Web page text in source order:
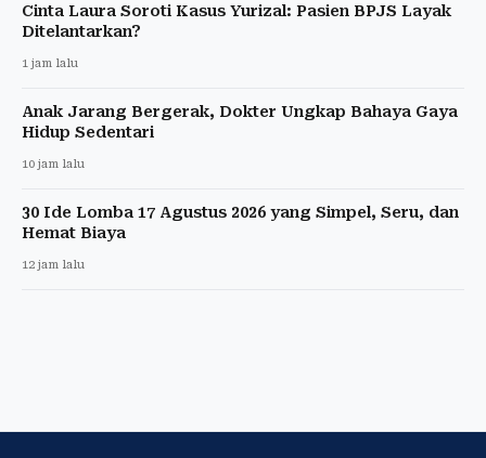
Cinta Laura Soroti Kasus Yurizal: Pasien BPJS Layak
Ditelantarkan?
1 jam lalu
Anak Jarang Bergerak, Dokter Ungkap Bahaya Gaya
Hidup Sedentari
10 jam lalu
30 Ide Lomba 17 Agustus 2026 yang Simpel, Seru, dan
Hemat Biaya
12 jam lalu